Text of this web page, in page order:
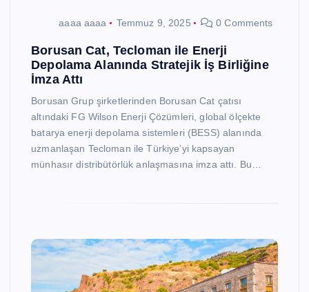
aaaa aaaa Temmuz 9, 2025 0 Comments
Borusan Cat, Tecloman ile Enerji
Depolama Alanında Stratejik İş Birliğine
İmza Attı
Borusan Grup şirketlerinden Borusan Cat çatısı
altındaki FG Wilson Enerji Çözümleri, global ölçekte
batarya enerji depolama sistemleri (BESS) alanında
uzmanlaşan Tecloman ile Türkiye’yi kapsayan
münhasır distribütörlük anlaşmasına imza attı. Bu…